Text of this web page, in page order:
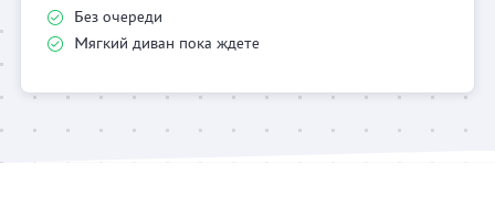
Без очереди
Мягкий диван пока ждете